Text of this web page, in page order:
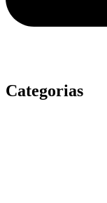
Categorias